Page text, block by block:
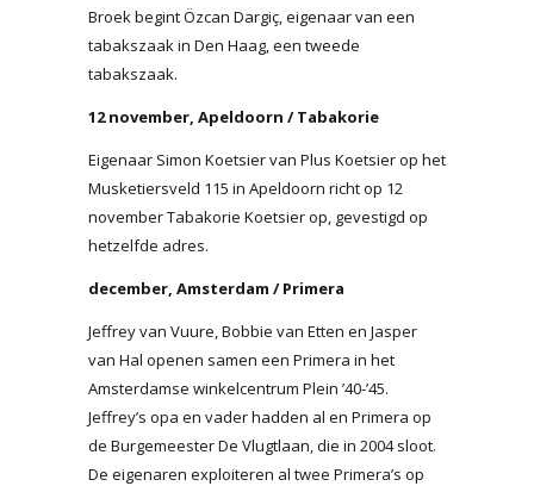
Broek begint Özcan Dargiç, eigenaar van een
tabakszaak in Den Haag, een tweede
tabakszaak.
12 november, Apeldoorn / Tabakorie
Eigenaar Simon Koetsier van Plus Koetsier op het
Musketiersveld 115 in Apeldoorn richt op 12
november Tabakorie Koetsier op, gevestigd op
hetzelfde adres.
december, Amsterdam / Primera
Jeffrey van Vuure, Bobbie van Etten en Jasper
van Hal openen samen een Primera in het
Amsterdamse winkelcentrum Plein ’40-’45.
Jeffrey’s opa en vader hadden al en Primera op
de Burgemeester De Vlugtlaan, die in 2004 sloot.
De eigenaren exploiteren al twee Primera’s op